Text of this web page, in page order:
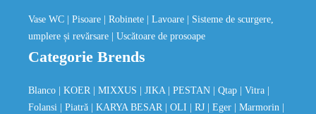
Vase WC | Pisoare | Robinete | Lavoare
| Sisteme de scurgere,
umplere și revărsare
| Uscătoare de prosoape
Categorie Brends
Blanco | KOER | MIXXUS | JIKA | PESTAN | Qtap | Vitra
Folansi
| Piatră | KARYA BESAR | OLI | RJ | Eger | Marmorin